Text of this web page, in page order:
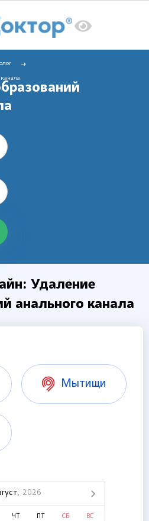
Удаление
анального канала
Мытищи
2026
ЧТ СБ ВС